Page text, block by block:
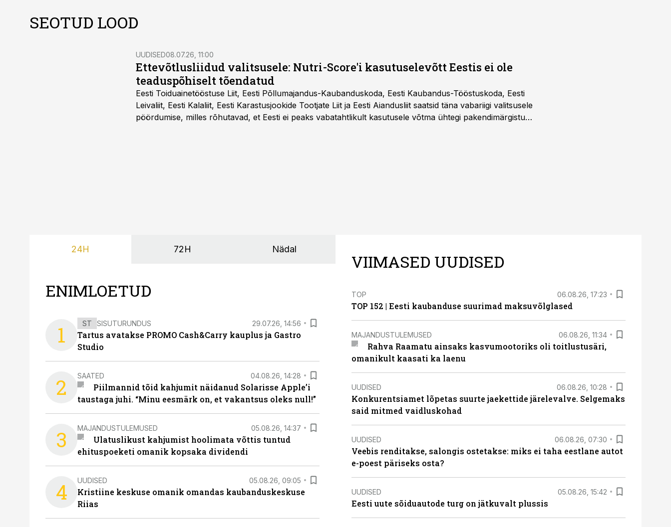
SEOTUD LOOD
UUDISED08.07.26, 11:00
Ettevõtlusliidud valitsusele: Nutri-Score'i kasutuselevõtt Eestis ei ole
teaduspõhiselt tõendatud
Eesti Toiduainetööstuse Liit, Eesti Põllumajandus-Kaubanduskoda, Eesti Kaubandus-Tööstuskoda, Eesti
Leivaliit, Eesti Kalaliit, Eesti Karastusjookide Tootjate Liit ja Eesti Aiandusliit saatsid täna vabariigi valitsusele
pöördumise, milles rõhutavad, et Eesti ei peaks vabatahtlikult kasutusele võtma ühtegi pakendimärgistuse
24H 72H Nädal
ENIMLOETUD
1 ST SISUTURUNDUS 29.07.26, 14:56
Tartus avatakse PROMO Cash&Carry kauplus ja Gastro
Studio
2 SAATED 04.08.26, 14:28
Piilmannid tõid kahjumit näidanud Solarisse Apple’i
taustaga juhi. “Minu eesmärk on, et vakantsus oleks null!”
3 MAJANDUSTULEMUSED 05.08.26, 14:37
Ulatuslikust kahjumist hoolimata võttis tuntud
ehituspoeketi omanik kopsaka dividendi
4 UUDISED 05.08.26, 09:05
Kristiine keskuse omanik omandas kaubanduskeskuse
Riias
VIIMASED UUDISED
TOP 06.08.26, 17:23
TOP 152 | Eesti kaubanduse suurimad maksuvõlglased
MAJANDUSTULEMUSED 06.08.26, 11:34
Rahva Raamatu ainsaks kasvumootoriks oli toitlustusäri,
omanikult kaasati ka laenu
UUDISED 06.08.26, 10:28
Konkurentsiamet lõpetas suurte jaekettide järelevalve. Selgemaks
said mitmed vaidluskohad
UUDISED 06.08.26, 07:30
Veebis renditakse, salongis ostetakse: miks ei taha eestlane autot
e-poest päriseks osta?
UUDISED 05.08.26, 15:42
Eesti uute sõiduautode turg on jätkuvalt plussis